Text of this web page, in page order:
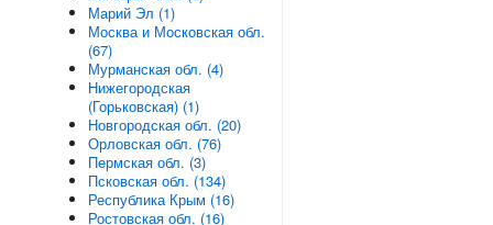
Марий Эл (1)
Москва и Московская обл.
(67)
Мурманская обл. (4)
Нижегородская
(Горьковская) (1)
Новгородская обл. (20)
Орловская обл. (76)
Пермская обл. (3)
Псковская обл. (134)
Республика Крым (16)
Ростовская обл. (16)